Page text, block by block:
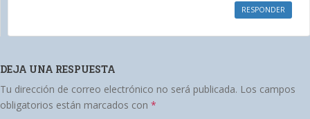
RESPONDER
DEJA UNA RESPUESTA
Tu dirección de correo electrónico no será publicada. Los campos
obligatorios están marcados con *